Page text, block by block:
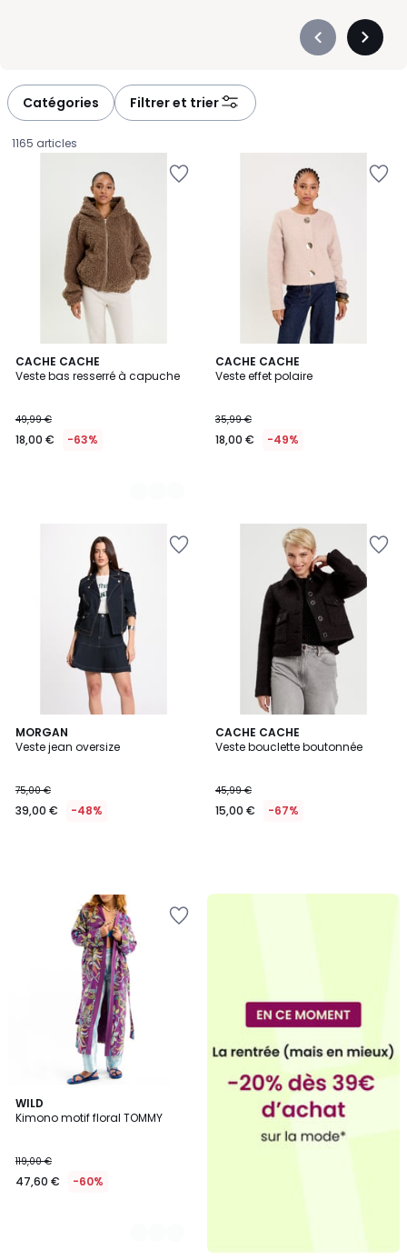
Précédent
Catégories Filtrer et trier
1165 articles
CACHE CACHE
Veste bas resserré à capuche
€
au
appliquée.
49,99 €
18,00 € -63%
2
Couleurs
CACHE CACHE
Veste effet polaire
35,99 €
18,00 € -49%
MORGAN
Veste jean oversize
75,00 €
39,00 € -48%
CACHE CACHE
Veste bouclette boutonnée
45,99 €
15,00 € -67%
WILD
Kimono motif floral TOMMY
119,00 €
47,60 € -60%
2
Couleurs